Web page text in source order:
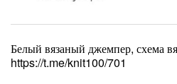
Белый вязаный джемпер, схема
https://t.me/knit100/701